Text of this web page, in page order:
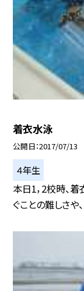
着衣水泳
公開日 2017/07/13
４年生
本日1，2校時、
ぐことの難しさや